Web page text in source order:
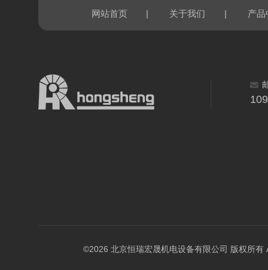
网站首页 | 关于我们 | 产品
©2026 北京恒瑞宏晟机电设备有限公司 版权所有